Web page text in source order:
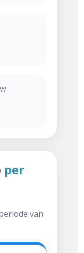
per
van